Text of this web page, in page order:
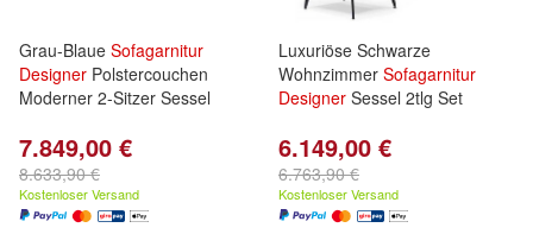
Grau-Blaue Sofagarnitur
Designer Polstercouchen
Moderner 2-Sitzer Sessel
7.849,00 €
8.633,90 €
Kostenloser Versand
Luxuriöse Schwarze
Wohnzimmer Sofagarnitur
Designer Sessel 2tlg Set
6.149,00 €
6.763,90 €
Kostenloser Versand